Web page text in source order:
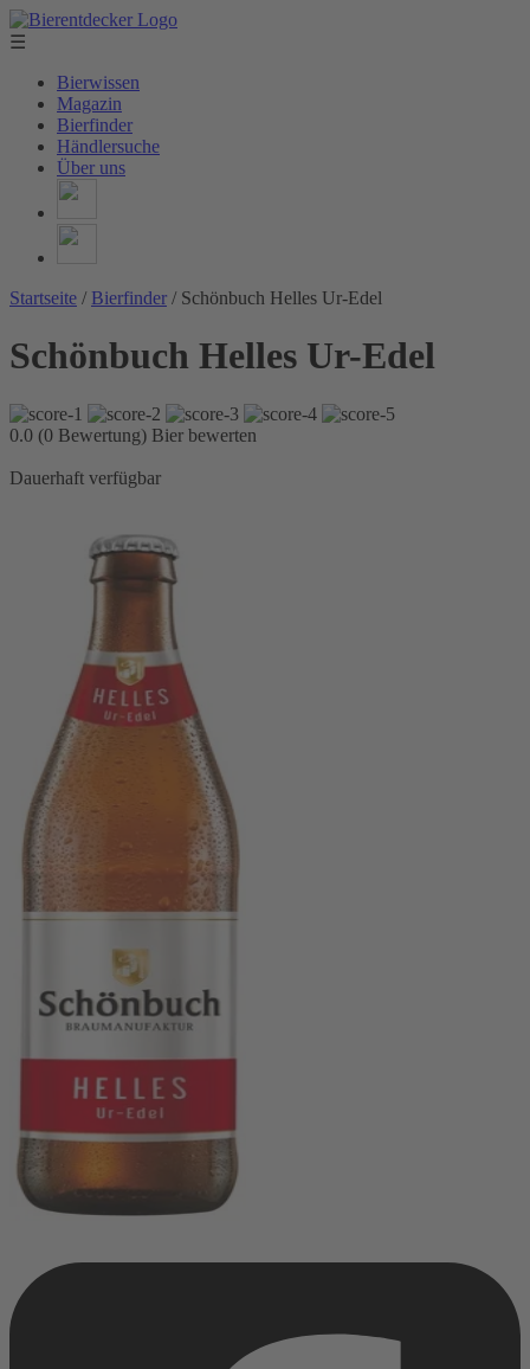
☰
Bierwissen
Magazin
Bierfinder
Händlersuche
Über uns
Startseite / Bierfinder / Schönbuch Helles Ur-Edel
Schönbuch Helles Ur-Edel
0.0 (0 Bewertung) Bier bewerten
Dauerhaft verfügbar